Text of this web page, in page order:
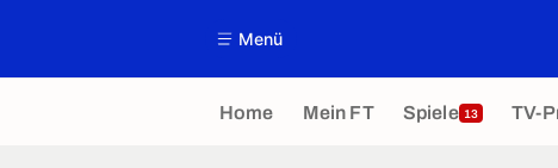
Menü
Home Mein FT Spiele 13 TV-